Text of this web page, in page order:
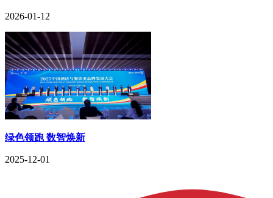
2026-01-12
绿色领跑 数智焕新
2025-12-01